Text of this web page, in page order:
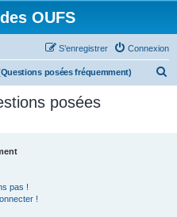
OUFS
Connexion
S’enregistrer
posées fréquemment)
posées
pas !
!